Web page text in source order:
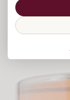
Silentium